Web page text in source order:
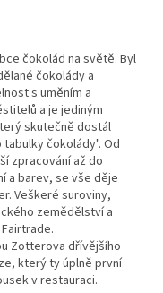
čokolád na světě. Byl
čokolády a
s uměním a
a je jediným
skutečně dostál
čokolády". Od
zpracování až do
a barev, se vše děje
Veškeré suroviny,
zemědělství a
Zotterova dřívějšího
který ty úplně první
v restauraci.